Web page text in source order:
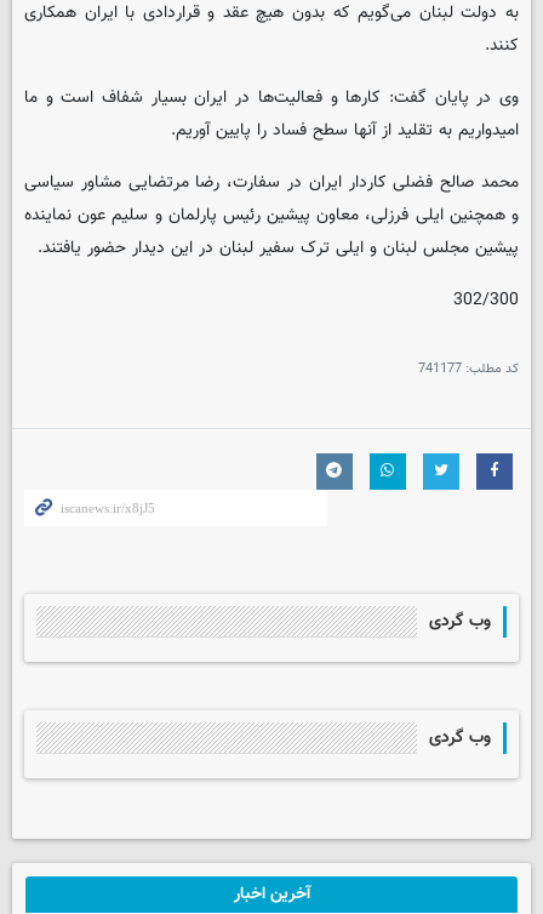
به دولت لبنان می‌گویم که بدون هیچ عقد و قراردادی با ایران همکاری
کنند.
وی در پایان گفت: کارها و فعالیت‌ها در ایران بسیار شفاف است و ما
امیدواریم به تقلید از آنها سطح فساد را پایین آوریم.
محمد صالح فضلی کاردار ایران در سفارت،‌ رضا مرتضایی مشاور سیاسی
و همچنین ایلی فرزلی، معاون پیشین رئیس پارلمان و سلیم عون نماینده
پیشین مجلس لبنان و ایلی ترک سفیر لبنان در این دیدار حضور یافتند.
302/300
کد مطلب: 741177
وب گردی
وب گردی
آخرین اخبار